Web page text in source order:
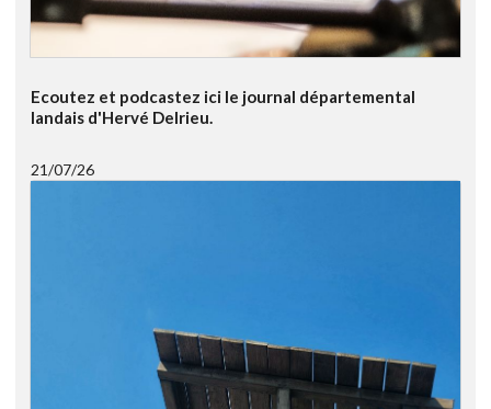
Ecoutez et podcastez ici le journal départemental
landais d'Hervé Delrieu.
21/07/26